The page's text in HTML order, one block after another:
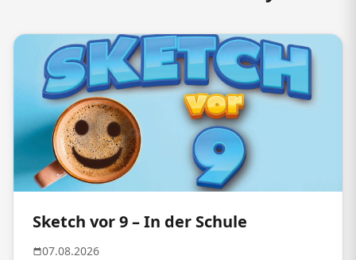
Sketch vor 9 – In der Schule
07.08.2026